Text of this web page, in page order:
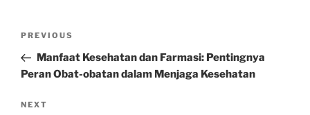
Previous
Post
PREVIOUS
Manfaat Kesehatan dan Farmasi: Pentingnya
Peran Obat-obatan dalam Menjaga Kesehatan
Next
NEXT